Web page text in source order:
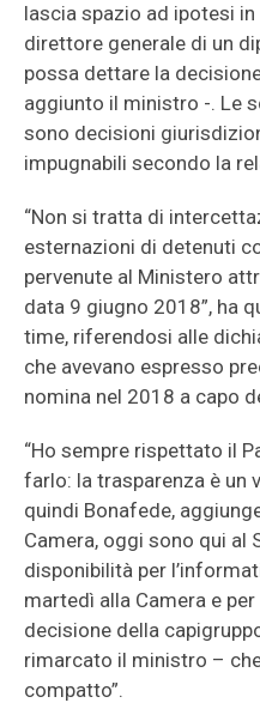
lascia spazio ad ipotesi
direttore generale di un
possa dettare la
aggiunto il ministro -. Le
sono decisioni
impugnabili secondo la
“Non si tratta di
esternazioni di detenuti
pervenute al Ministero
data 9 giugno 2018”, ha
time, riferendosi alle
che avevano espresso
nomina nel 2018 a capo
“Ho sempre rispettato il
farlo: la trasparenza è un
quindi Bonafede,
Camera, oggi sono qui al
disponibilità per
martedì alla Camera e
decisione della
rimarcato il ministro –
compatto”.